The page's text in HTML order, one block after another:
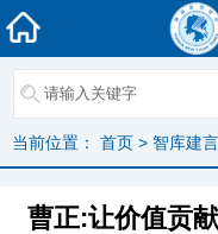
当前位置： 首页 > 智库建言
曹正:让价值贡